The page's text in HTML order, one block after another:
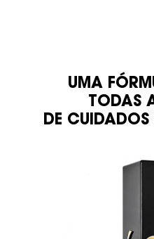
UMA
TODAS
DE CUIDADOS